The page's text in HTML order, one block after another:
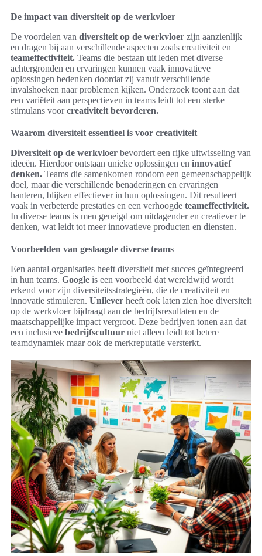
De impact van diversiteit op de werkvloer
De voordelen van diversiteit op de werkvloer zijn aanzienlijk
en dragen bij aan verschillende aspecten zoals creativiteit en
teameffectiviteit. Teams die bestaan uit leden met diverse
achtergronden en ervaringen kunnen vaak innovatieve
oplossingen bedenken doordat zij vanuit verschillende
invalshoeken naar problemen kijken. Onderzoek toont aan dat
een variëteit aan perspectieven in teams leidt tot een sterke
stimulans voorcreativiteit bevorderen.
Waarom diversiteit essentieel is voor creativiteit
Diversiteit op de werkvloer bevordert een rijke uitwisseling van
ideeën. Hierdoor ontstaan unieke oplossingen en innovatief
denken. Teams die samenkomen rondom een gemeenschappelijk
doel, maar die verschillende benaderingen en ervaringen
hanteren, blijken effectiever in hun oplossingen. Dit resulteert
vaak in verbeterde prestaties en een verhoogde teameffectiviteit.
In diverse teams is men geneigd om uitdagender en creatiever te
denken, wat leidt tot meer innovatieve producten en diensten.
Voorbeelden van geslaagde diverse teams
Een aantal organisaties heeft diversiteit met succes geïntegreerd
in hun teams. Google is een voorbeeld dat wereldwijd wordt
erkend voor zijn diversiteitsstrategieën, die de creativiteit en
innovatie stimuleren. Unilever heeft ook laten zien hoe diversiteit
op de werkvloer bijdraagt aan de bedrijfsresultaten en de
maatschappelijke impact vergroot. Deze bedrijven tonen aan dat
een inclusieve bedrijfscultuur niet alleen leidt tot betere
teamdynamiek maar ook de merkreputatie versterkt.